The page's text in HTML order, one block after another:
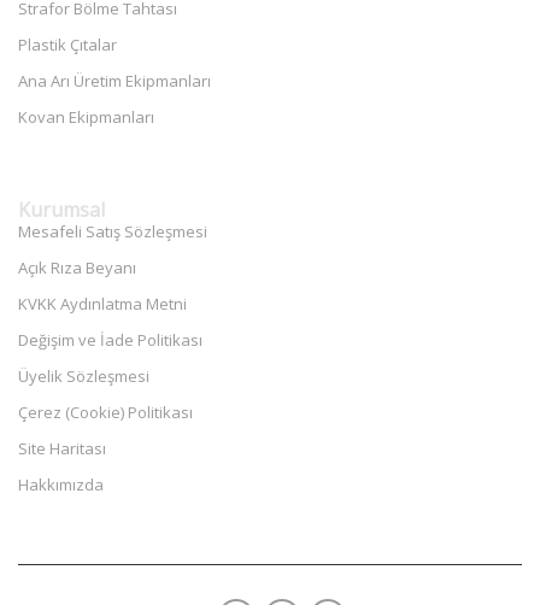
Strafor Bölme Tahtası
Plastik Çıtalar
Ana Arı Üretim Ekipmanları
Kovan Ekipmanları
Kurumsal
Mesafeli Satış Sözleşmesi
Açık Rıza Beyanı
KVKK Aydınlatma Metni
Değişim ve İade Politikası
Üyelik Sözleşmesi
Çerez (Cookie) Politikası
Site Haritası
Hakkımızda